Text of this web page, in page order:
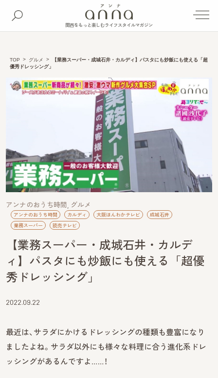
関西をもっと楽しむライフスタイルマガジン
TOP グルメ
【業務スーパー・成城石井・カルディ】パスタにも炒飯にも使える「超
優秀ドレッシング」
アンナのおうち時間 グルメ
アンナのおうち時間 カルディ 大阪ほんわかテレビ
成城石井
業務スーパー
読売テレビ
【業務スーパー・成城石井・カルデ
ィ】パスタにも炒飯にも使える「超優
秀ドレッシング」
2022.09.22
最近は、サラダにかけるドレッシングの種類も豊富になり
ましたよね。サラダ以外にも様々な料理に合う進化系ドレ
ッシングがあるんですよ……！